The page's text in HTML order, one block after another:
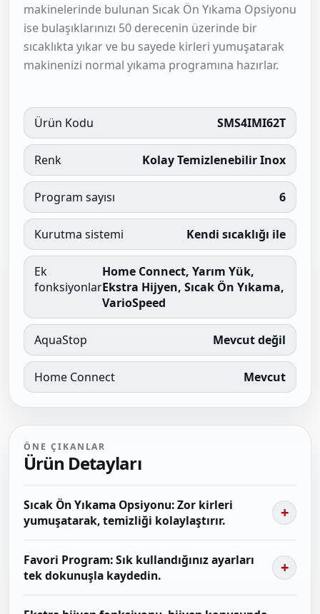
makinelerinde bulunan Sıcak Ön Yıkama Opsiyonu
ise bulaşıklarınızı 50 derecenin üzerinde bir
sıcaklıkta yıkar ve bu sayede kirleri yumuşatarak
makinenizi normal yıkama programına hazırlar.
Ürün Kodu SMS4IMI62T
Renk Kolay Temizlenebilir Inox
Program sayısı 6
Kurutma sistemi Kendi sıcaklığı ile
Ek
fonksiyonlar
Home Connect, Yarım Yük,
Ekstra Hijyen, Sıcak Ön Yıkama,
VarioSpeed
AquaStop Mevcut değil
Home Connect Mevcut
ÖNE ÇIKANLAR
Ürün Detayları
Sıcak Ön Yıkama Opsiyonu: Zor kirleri
yumuşatarak, temizliği kolaylaştırır.
Favori Program: Sık kullandığınız ayarları
tek dokunuşla kaydedin.